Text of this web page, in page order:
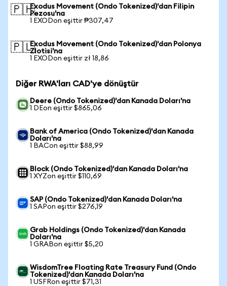
🇵🇭Exodus Movement (Ondo Tokenized)'dan Filipin
Pezosu'na
1 EXODon eşittir ₱307,47
🇵🇱Exodus Movement (Ondo Tokenized)'dan Polonya
Zlotisi'na
1 EXODon eşittir zł 18,86
Diğer RWA'ları CAD'ye dönüştür
Deere (Ondo Tokenized)'dan Kanada Doları'na
1 DEon eşittir $865,06
Bank of America (Ondo Tokenized)'dan Kanada
Doları'na
1 BACon eşittir $88,99
Block (Ondo Tokenized)'dan Kanada Doları'na
1 XYZon eşittir $110,69
SAP (Ondo Tokenized)'dan Kanada Doları'na
1 SAPon eşittir $276,19
Grab Holdings (Ondo Tokenized)'dan Kanada
Doları'na
1 GRABon eşittir $5,20
WisdomTree Floating Rate Treasury Fund (Ondo
Tokenized)'dan Kanada Doları'na
1 USFRon eşittir $71,31